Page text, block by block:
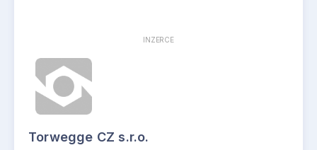
INZERCE
Torwegge CZ s.r.o.